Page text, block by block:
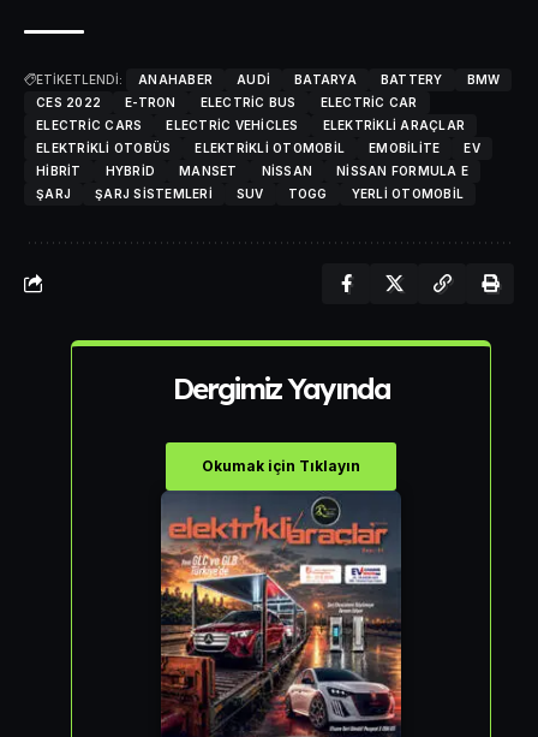
ETİKETLENDİ: ANAHABER AUDI BATARYA BATTERY
BMW
CES 2022
E-TRON ELECTRIC BUS
ELECTRIC CAR
ELECTRIC CARS
ELECTRIC VEHICLES
ELEKTRIKLI ARAÇLAR
ELEKTRIKLI OTOBÜS
ELEKTRIKLI OTOMOBIL EMOBILITE
EV
HIBRIT
HYBRID MANSET NISSAN
NISSAN FORMULA E
ŞARJ
ŞARJ SISTEMLERI SUV TOGG YERLI OTOMOBIL
Dergimiz Yayında
Okumak için Tıklayın